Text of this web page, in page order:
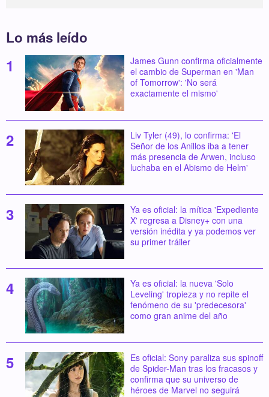
Lo más leído
James Gunn confirma oficialmente
el cambio de Superman en 'Man
of Tomorrow': 'No será
exactamente el mismo'
Liv Tyler (49), lo confirma: 'El
Señor de los Anillos iba a tener
más presencia de Arwen, incluso
luchaba en el Abismo de Helm'
Ya es oficial: la mítica 'Expediente
X' regresa a Disney+ con una
versión inédita y ya podemos ver
su primer tráiler
Ya es oficial: la nueva 'Solo
Leveling' tropieza y no repite el
fenómeno de su 'predecesora'
como gran anime del año
Es oficial: Sony paraliza sus spinoff
de Spider-Man tras los fracasos y
confirma que su universo de
héroes de Marvel no seguirá